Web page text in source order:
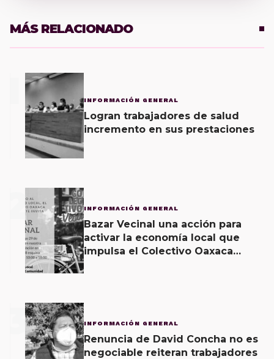
MÁS RELACIONADO
INFORMACIÓN GENERAL
Logran trabajadores de salud
incremento en sus prestaciones
2 INFORMACIÓN GENERAL
Bazar Vecinal una acción para
activar la economía local que
impulsa el Colectivo Oaxaca
3 INFORMACIÓN GENERAL
Renuncia de David Concha no es
negociable reiteran trabajadores